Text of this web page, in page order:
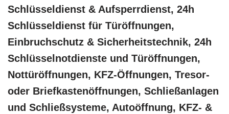
Schlüsseldienst & Aufsperrdienst, 24h
Schlüsseldienst für Türöffnungen,
Einbruchschutz & Sicherheitstechnik, 24h
Schlüsselnotdienste und Türöffnungen,
Nottüröffnungen, KFZ-Öffnungen, Tresor-
oder Briefkastenöffnungen, Schließanlagen
und Schließsysteme, Autoöffnung, KFZ- &